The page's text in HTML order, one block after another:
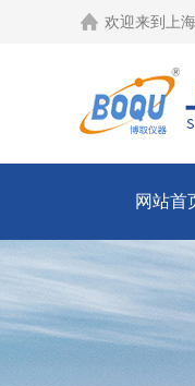
欢迎来到 上
网站首